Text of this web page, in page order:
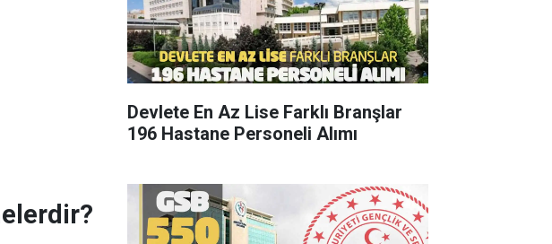
Devlete En Az Lise Farklı Branşlar
196 Hastane Personeli Alımı